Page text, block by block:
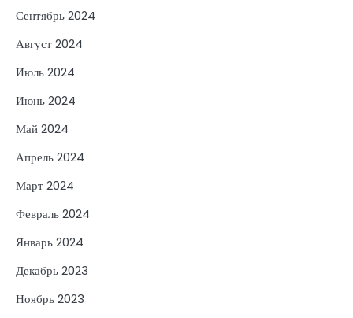
Сентябрь 2024
Август 2024
Июль 2024
Июнь 2024
Май 2024
Апрель 2024
Март 2024
Февраль 2024
Январь 2024
Декабрь 2023
Ноябрь 2023